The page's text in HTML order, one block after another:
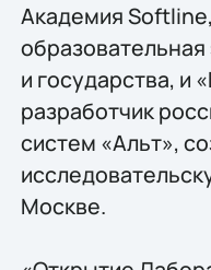
Академия
и государства, и
разработчик
систем «Альт»,
Москве.